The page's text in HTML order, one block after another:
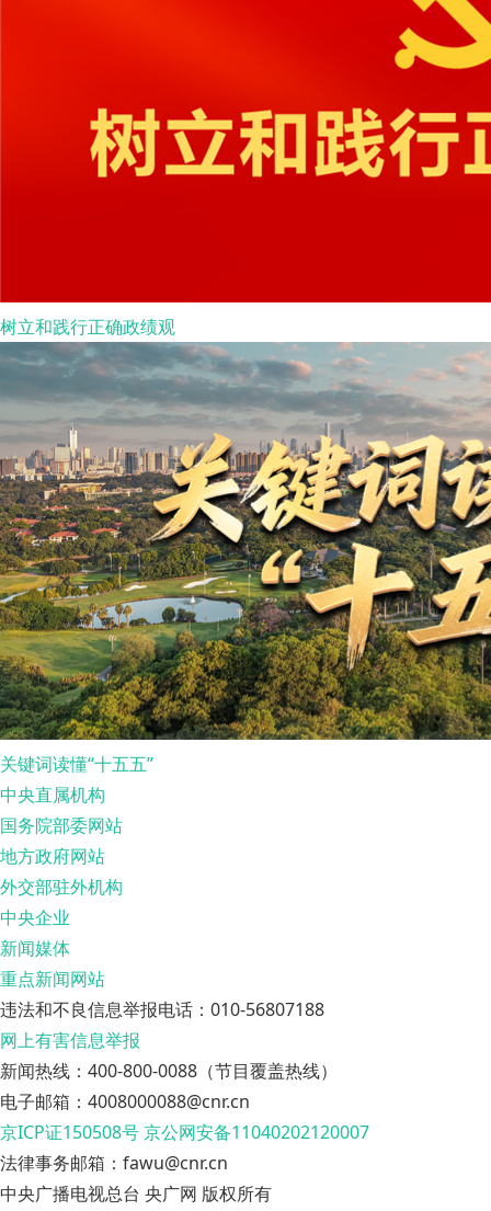
树立和践行正确政绩观
关键词读懂“十五五”
中央直属机构
国务院部委网站
地方政府网站
外交部驻外机构
中央企业
新闻媒体
重点新闻网站
违法和不良信息举报电话：010-56807188
网上有害信息举报
新闻热线：400-800-0088（节目覆盖热线）
电子邮箱：4008000088@cnr.cn
京ICP证150508号京公网安备11040202120007
法律事务邮箱：fawu@cnr.cn
中央广播电视总台 央广网 版权所有